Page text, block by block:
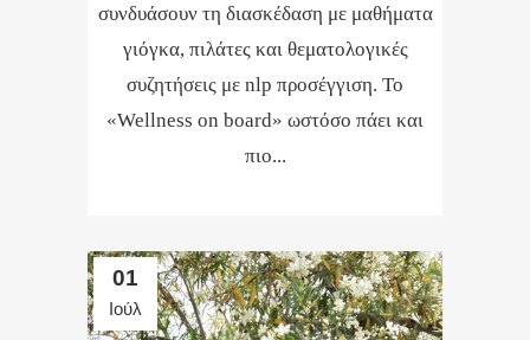
συνδυάσουν τη διασκέδαση με μαθήματα
γιόγκα, πιλάτες και θεματολογικές
συζητήσεις με nlp προσέγγιση. Το
«Wellness on board» ωστόσο πάει και
πιο...
01
Ιούλ